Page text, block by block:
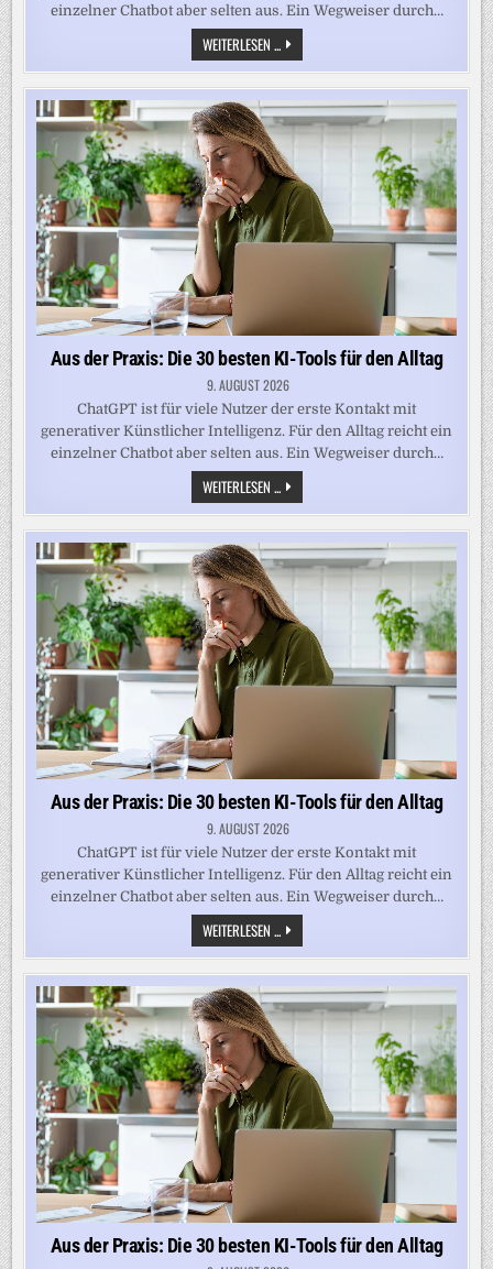
einzelner Chatbot aber selten aus. Ein Wegweiser durch…
WEITERLESEN ... AUS
DER
PRAXIS:
DIE
BESTEN
KI-
TOOLS
FÜR
DEN
ALLTAG
Aus der Praxis: Die 30 besten KI-Tools für den Alltag
9. AUGUST 2026
ChatGPT ist für viele Nutzer der erste Kontakt mit
generativer Künstlicher Intelligenz. Für den Alltag reicht ein
einzelner Chatbot aber selten aus. Ein Wegweiser durch…
WEITERLESEN ...AUS
DER
PRAXIS:
DIE
30
BESTEN
KI-
TOOLS
FÜR
DEN
ALLTAG
Aus der Praxis: Die 30 besten KI-Tools für den Alltag
9. AUGUST 2026
ChatGPT ist für viele Nutzer der erste Kontakt mit
generativer Künstlicher Intelligenz. Für den Alltag reicht ein
einzelner Chatbot aber selten aus. Ein Wegweiser durch…
WEITERLESEN ... AUS
DER
PRAXIS:
DIE
BESTEN
KI-
TOOLS
FÜR
DEN
ALLTAG
Aus der Praxis: Die 30 besten KI-Tools für den Alltag